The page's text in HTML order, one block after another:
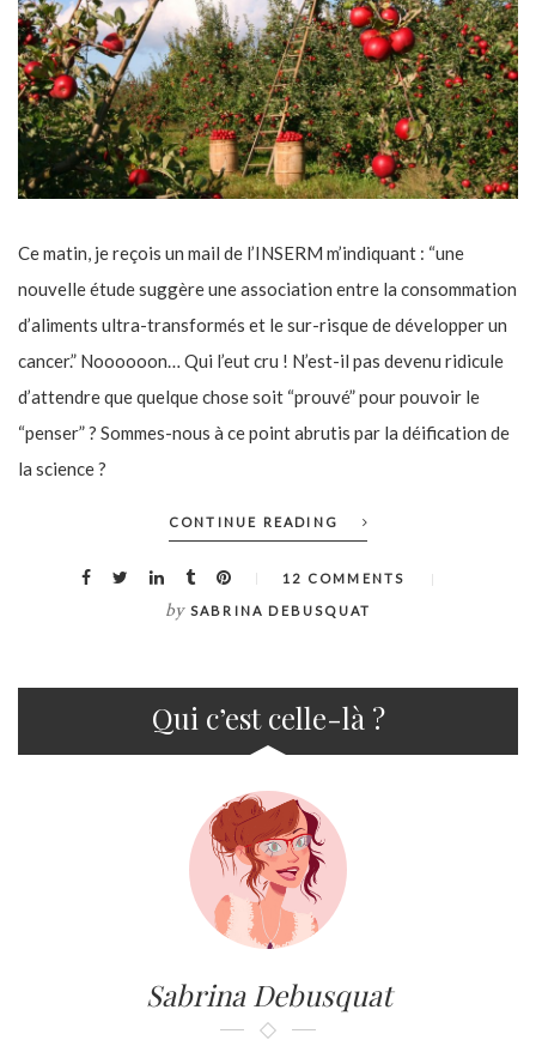
Ce matin, je reçois un mail de l’INSERM m’indiquant : “une
nouvelle étude suggère une association entre la consommation
d’aliments ultra-transformés et le sur-risque de développer un
cancer.” Noooooon… Qui l’eut cru ! N’est-il pas devenu ridicule
d’attendre que quelque chose soit “prouvé” pour pouvoir le
“penser” ? Sommes-nous à ce point abrutis par la déification de
la science ?
CONTINUE READING
12 COMMENTS
by SABRINA DEBUSQUAT
Qui c’est celle-là ?
Sabrina Debusquat